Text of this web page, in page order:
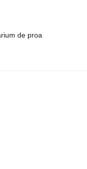
de proa